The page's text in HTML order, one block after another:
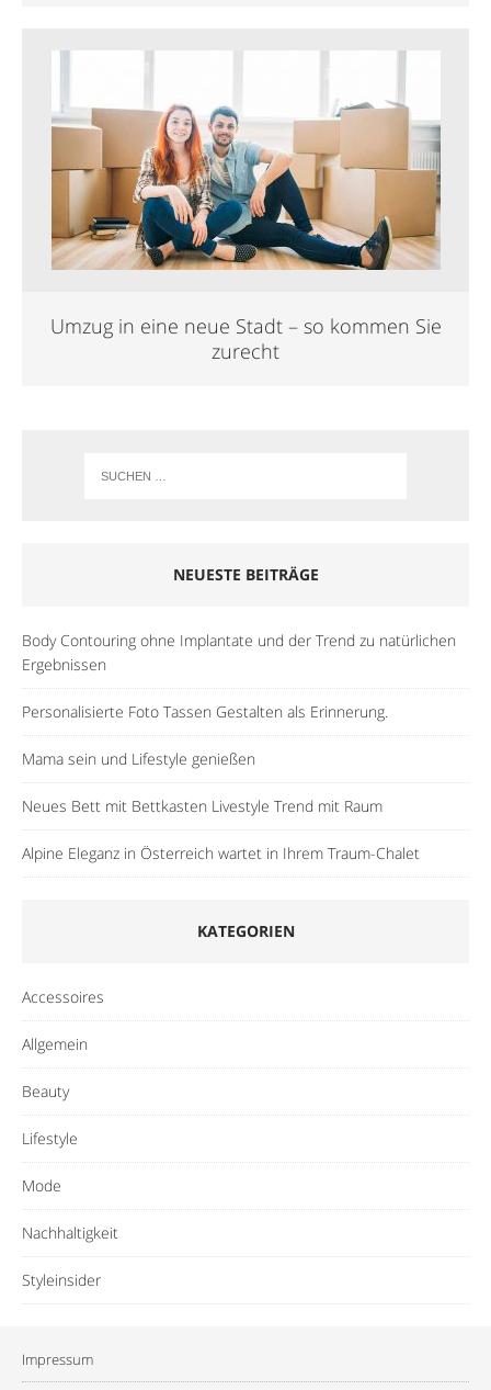
Umzug in eine neue Stadt – so kommen Sie
zurecht
NEUESTE BEITRÄGE
Body Contouring ohne Implantate und der Trend zu natürlichen
Ergebnissen
Personalisierte Foto Tassen Gestalten als Erinnerung.
Mama sein und Lifestyle genießen
Neues Bett mit Bettkasten Livestyle Trend mit Raum
Alpine Eleganz in Österreich wartet in Ihrem Traum-Chalet
KATEGORIEN
Accessoires
Allgemein
Beauty
Lifestyle
Mode
Nachhaltigkeit
Styleinsider
Impressum